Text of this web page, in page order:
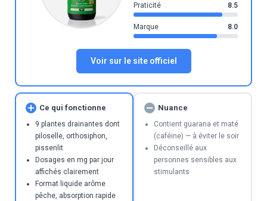
Praticité 8.5
Marque 8.0
Voir sur le site officiel
Ce qui fonctionne
9 plantes drainantes dont
piloselle, orthosiphon,
pissenlit
Dosages en mg par jour
affichés clairement
Format liquide arôme
pêche, absorption rapide
Nuance
Contient guarana et maté
(caféine) — à éviter le soir
Déconseillé aux
personnes sensibles aux
stimulants